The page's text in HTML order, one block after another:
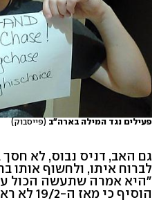
פעילים נגד המילה בארה"ב(פייסבוק)
גם האב, דניס נבוס, לא
לברוח איתו, ולחשוף אותו
"היא אמרה שתעשה הכול
הוסיף כי מאז ה-19/2 לא ראה את בנו.